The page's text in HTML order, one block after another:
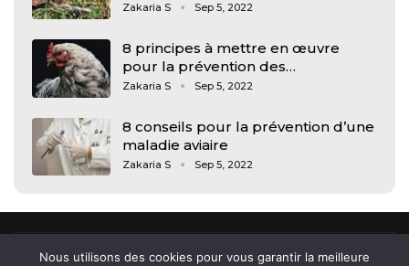
Zakaria S Sep 5, 2022
8 principes à mettre en œuvre
pour la prévention des…
Zakaria S Sep 5, 2022
8 conseils pour la prévention d’une
maladie aviaire
Zakaria S Sep 5, 2022
Nous utilisons des cookies pour vous garantir la meilleure